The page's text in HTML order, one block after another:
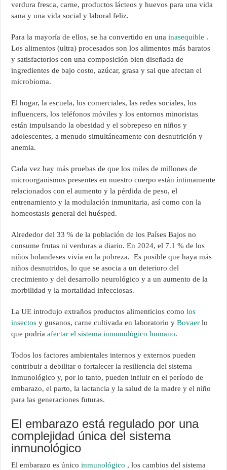
verdura fresca, carne, productos lácteos y huevos para una vida
sana y una vida social y laboral feliz.
Para la mayoría de ellos, se ha convertido en unainasequible .
Los alimentos (ultra) procesados ​​son los alimentos más baratos
y satisfactorios con una composición bien diseñada de
ingredientes de bajo costo, azúcar, grasa y sal que afectan el
microbioma.
El hogar, la escuela, los comerciales, las redes sociales, los
influencers, los teléfonos móviles y los entornos minoristas
están impulsando la obesidad y el sobrepeso en niños y
adolescentes, a menudo simultáneamente con desnutrición y
anemia.
Cada vez hay más pruebas de que los miles de millones de
microorganismos presentes en nuestro cuerpo están íntimamente
relacionados con el aumento y la pérdida de peso, el
entrenamiento y la modulación inmunitaria, así como con la
homeostasis general del huésped.
Alrededor del 33 % de la población de los Países Bajos no
consume frutas ni verduras a diario. En 2024, el 7.1 % de los
niños holandeses vivía en la pobreza. Es posible que haya más
niños desnutridos, lo que se asocia a un deterioro del
crecimiento y del desarrollo neurológico y a un aumento de la
morbilidad y la mortalidad infecciosas.
La UE introdujo extraños productos alimenticios comolos
insectos y gusanos, carne cultivada en laboratorio yBovaer lo
que podríaafectar el sistema inmunológico humano.
Todos los factores ambientales internos y externos pueden
contribuir a debilitar o fortalecer la resiliencia del sistema
inmunológico y, por lo tanto, pueden influir en el período de
embarazo, el parto, la lactancia y la salud de la madre y el niño
para las generaciones futuras.
El embarazo está regulado por una
complejidad única del sistema
inmunológico
El embarazo es únicoinmunológico , los cambios del sistema